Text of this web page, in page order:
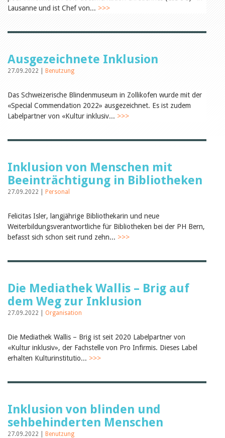
Leseförderung
Tags
Aus- und Weiterbildung
Veranstaltungen
Bibliothek und Schule
Bibliotheksförderung
Zielpublikum Kinder und
Jugendliche
Bibliotheksangebote
Unterstützungsbeiträge
Rezensionen
Schweizer Literatur
Alle Tags
Julie Greub
Birgit Libiszewski
Ursula Strahm
Sibylle Birrer
Felicitas Isler
Andrea Grichting
Therese von Weissenfluh
Nicole Rothen
Alle Autoren
Archiv
März 2026
September 2025
Juli 2025
Juni 2025
Lausanne und ist Chef von... >>>
Ausgezeichnete Inklusion
27.09.2022 | Benutzung
Das Schweizerische Blindenmuseum in Zollikofen wurde mit der
«Special Commendation 2022» ausgezeichnet. Es ist zudem
Labelpartner von «Kultur inklusiv... >>>
Inklusion von Menschen mit
Beeinträchtigung in Bibliotheken
27.09.2022 | Personal
Felicitas Isler, langjährige Bibliothekarin und neue
Weiterbildungsverantwortliche für Bibliotheken bei der PH Bern,
befasst sich schon seit rund zehn... >>>
Die Mediathek Wallis – Brig auf
dem Weg zur Inklusion
27.09.2022 | Organisation
Die Mediathek Wallis – Brig ist seit 2020 Labelpartner von
«Kultur inklusiv», der Fachstelle von Pro Infirmis. Dieses Label
erhalten Kulturinstitutio... >>>
Inklusion von blinden und
sehbehinderten Menschen
27.09.2022 | Benutzung